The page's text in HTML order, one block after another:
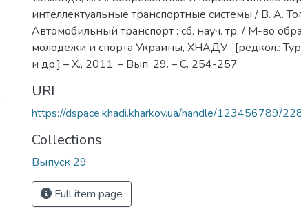
интеллектуальные транспортные системы / В. А.
Автомобильный транспорт : сб. науч. тр. / М-во
молодежи и спорта Украины, ХНАДУ ; [редкол.:
и др.] – Х., 2011. – Вып. 29. – С. 254-257
URI
https://dspace.khadi.kharkov.ua/handle/123456789/
Collections
Выпуск 29
Full item page